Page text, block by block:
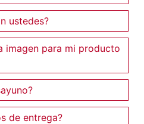
ustedes?
imagen para mi producto
de entrega?